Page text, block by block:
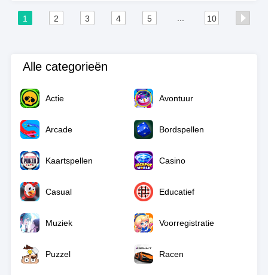
1 2 3 4 5 10
Alle categorieën
Actie Avontuur
Arcade Bordspellen
Kaartspellen Casino
Casual Educatief
Muziek Voorregistratie
Puzzel Racen